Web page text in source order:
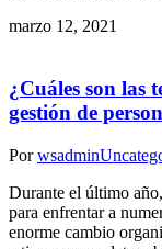
marzo 12, 2021
¿Cuáles son las
gestión de
Por wsadmin
Durante el último
para enfrentar a
enorme cambio